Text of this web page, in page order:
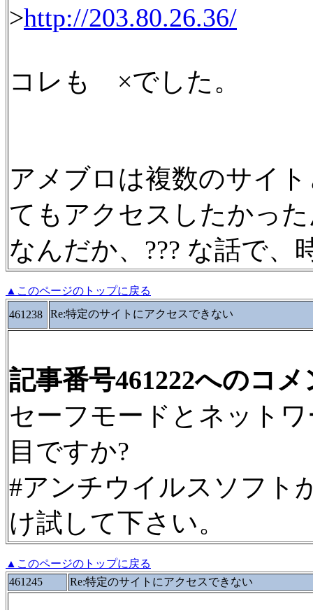
>http://203.80.26.36/
コレも ×でした。
アメブロは複数のサイ
てもアクセスしたかっ
なんだか、??? な話で
▲このページのトップに戻る
461238
Re:特定のサイトにアクセスできない
記事番号461222へのコメ
セーフモードとネット
目ですか?
#アンチウイルスソフト
け試して下さい。
▲このページのトップに戻る
461245
Re:特定のサイトにアクセスできない